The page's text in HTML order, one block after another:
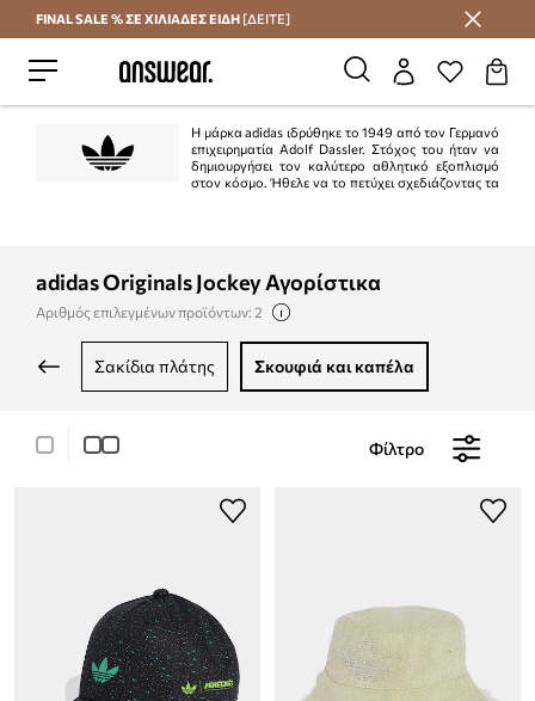
Εξοικονομήστε με το Answear Club
FINAL SALE % ΣΕ ΧΙΛΙΑΔΕΣ ΕΙΔΗ [ΔΕΙΤΕ]
Η μάρκα adidas ιδρύθηκε το 1949 από τον Γερμανό
επιχειρηματία Adolf Dassler. Στόχος του ήταν να
δημιουργήσει τον καλύτερο αθλητικό εξοπλισμό
στον κόσμο. Ήθελε να το πετύχει σχεδιάζοντας τα
adidas Originals Jockey Αγορίστικα
Αριθμός επιλεγμένων προϊόντων: 2
σακίδια πλάτης σκουφιά και καπέλα
Φίλτρο